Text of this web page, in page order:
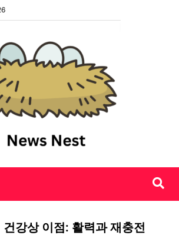
강상 이점: 활력과 재충전